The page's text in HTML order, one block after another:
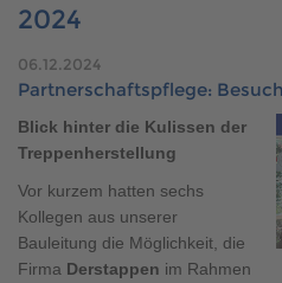
Brauchen Sie Hilfe?
038221 4000
MUSTERHAUS
2024
06.12.2024
Partnerschaftspflege: Besuch
Blick hinter die Kulissen der
Treppenherstellung
Vor kurzem hatten sechs
Kollegen aus unserer
Bauleitung die Möglichkeit, die
Firma Derstappen im Rahmen